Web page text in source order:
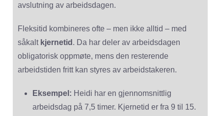
avslutning av arbeidsdagen.
Fleksitid kombineres ofte – men ikke alltid – med
såkalt kjernetid . Da har deler av arbeidsdagen
obligatorisk oppmøte, mens den resterende
arbeidstiden fritt kan styres av arbeidstakeren.
Eksempel: Heidi har en gjennomsnittlig
arbeidsdag på 7,5 timer. Kjernetid er fra 9 til 15.